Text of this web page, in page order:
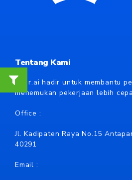
Tentang Kami
Karir.ai hadir untuk membantu
menemukan pekerjaan lebih
Office :
Jl. Kadipaten Raya No.15
40291
Email :